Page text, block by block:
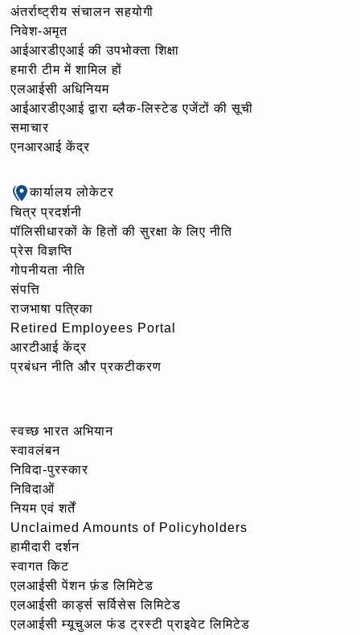
अंतर्राष्ट्रीय संचालन सहयोगी
निवेश-अमृत
आईआरडीएआई की उपभोक्ता शिक्षा
हमारी टीम में शामिल हों
एलआईसी अधिनियम
आईआरडीएआई द्वारा ब्लैक-लिस्टेड एजेंटों की सूची
समाचार
एनआरआई केंद्र
कार्यालय लोकेटर
चित्र प्रदर्शनी
पॉलिसीधारकों के हितों की सुरक्षा के लिए नीति
प्रेस विज्ञप्ति
गोपनीयता नीति
संपत्ति
राजभाषा पत्रिका
Retired Employees Portal
आरटीआई केंद्र
प्रबंधन नीति और प्रकटीकरण
स्वच्छ भारत अभियान
स्वावलंबन
निविदा-पुरस्कार
निविदाओं
नियम एवं शर्तें
Unclaimed Amounts of Policyholders
हामीदारी दर्शन
स्वागत किट
एलआईसी पेंशन फ़ंड लिमिटेड
एलआईसी कार्ड्स सर्विसेस लिमिटेड
एलआईसी म्यूचुअल फंड ट्रस्टी प्राइवेट लिमिटेड